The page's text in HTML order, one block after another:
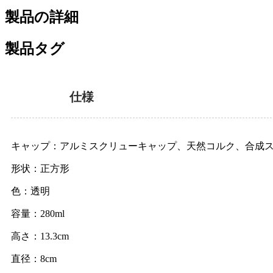
製品の詳細
製品タグ
仕様
キャップ：アルミスクリューキャップ、天然コルク、合成
形状：正方形
色：透明
容量：280ml
高さ：13.3cm
直径：8cm